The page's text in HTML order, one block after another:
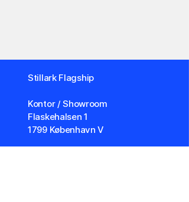
Stillark Flagship
Kontor / Showroom
Flaskehalsen 1
1799 København V